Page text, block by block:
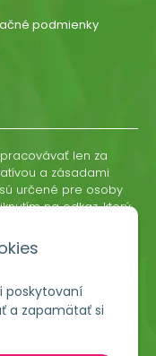
poskytovaní
a zapamätať si
podmienky
len za
a zásadami
určené pre osoby
na odkaz, ktorý
na odkaz z